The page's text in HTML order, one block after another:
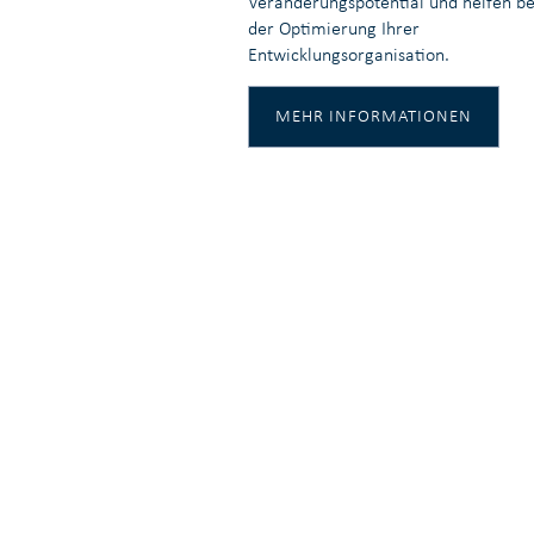
der Optimierung Ihrer
Entwicklungsorganisation.
MEHR INFORMATIONEN